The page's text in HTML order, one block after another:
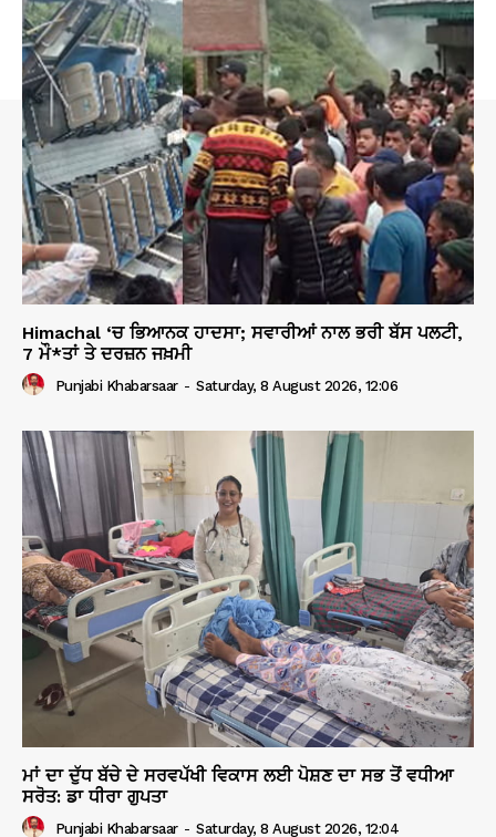
Himachal ‘ਚ ਭਿਆਨਕ ਹਾਦਸਾ; ਸਵਾਰੀਆਂ ਨਾਲ ਭਰੀ ਬੱਸ ਪਲਟੀ,
7 ਮੌ*ਤਾਂ ਤੇ ਦਰਜ਼ਨ ਜਖ਼ਮੀ
Punjabi Khabarsaar - Saturday, 8 August 2026, 12:06
ਮਾਂ ਦਾ ਦੁੱਧ ਬੱਚੇ ਦੇ ਸਰਵਪੱਖੀ ਵਿਕਾਸ ਲਈ ਪੋਸ਼ਣ ਦਾ ਸਭ ਤੋਂ ਵਧੀਆ
ਸਰੋਤ: ਡਾ ਧੀਰਾ ਗੁਪਤਾ
Punjabi Khabarsaar - Saturday, 8 August 2026, 12:04